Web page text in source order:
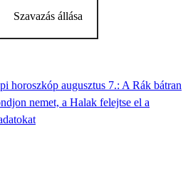
Szavazás állása
horoszkóp augusztus 7.: A Rák bátran
nemet, a Halak felejtse el a